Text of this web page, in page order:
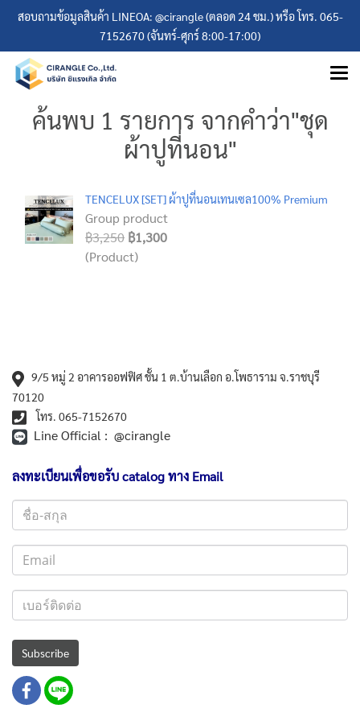
สอบถามข้อมูลสินค้า LINEOA: @cirangle (ตลอด 24 ชม.) หรือ โทร. 065-
7152670 (จันทร์-ศุกร์ 8:00-17:00)
ค้นพบ 1 รายการ จากคำว่า"ชุด
ผ้าปูที่นอน"
TENCELUX [SET] ผ้าปูที่นอนเทนเซล100% Premium
Group product
฿3,250 ฿1,300
(Product)
9/5 หมู่ 2 อาคารออฟฟิศ ชั้น 1 ต.บ้านเลือก อ.โพธาราม จ.ราชบุรี
70120
โทร. 065-7152670
Line Official : @cirangle
ลงทะเบียนเพื่อขอรับ catalog ทาง Email
Subscribe